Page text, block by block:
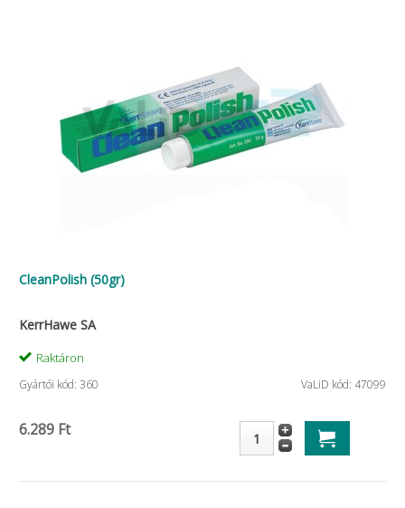
CleanPolish (50gr)
KerrHawe SA
Raktáron
Gyártói kód: 360 VaLiD kód: 47099
6.289 Ft